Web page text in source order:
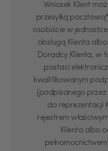
Wniosek Klient
przesyłką
osobiście w
obsługą Klienta
Doradcy Klienta, w
postaci
kwalifikowanym
(podpisanego
do reprezentacji
rejestrem
Klienta albo